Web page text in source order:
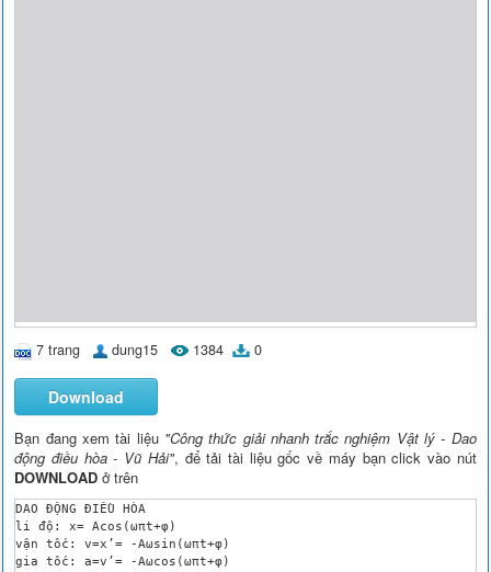
7 trang dung15 1384 0
Download
Bạn đang xem tài liệu "Công thức giải nhanh trắc nghiệm Vật lý - Dao
động điều hòa - Vũ Hải", để tải tài liệu gốc về máy bạn click vào nút
DOWNLOAD ở trên
DAO ĐỘNG ĐIỀU HÒA
li độ: x= Acos(ωπt+φ)
vận tốc: v=x’= -Aωsin(ωπt+φ)
gia tốc: a=v’= -Aωcos(ωπt+φ)